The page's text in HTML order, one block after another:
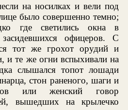
на носилках и вели под
было совершенно темно;
где светились окна в
офицеров. С
тот же грохот орудий и
и те же огни вспыхивали на
слышался топот лошади
стон раненого, шаги и
или женский говор
вышедших на крылечко